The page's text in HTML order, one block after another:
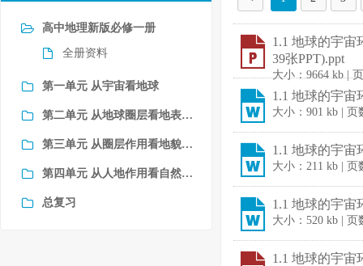
高中地理新版必修一册
全册资料
第一单元 从宇宙看地球
第二单元 从地球圈层看地表环境
第三单元 从圈层作用看地貌与土壤
第四单元 从人地作用看自然灾害
总复习
1.1 地球的宇宙
39张PPT).ppt
大小：9664 kb |
1.1 地球的宇宙
大小：901 kb |
1.1 地球的宇宙
大小：211 kb |
1.1 地球的宇宙
大小：520 kb |
1.1 地球的宇宙